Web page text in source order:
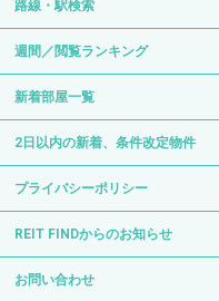
路線・駅検索
週間／閲覧ランキング
新着部屋一覧
2日以内の新着、条件改定物件
プライバシーポリシー
REIT FINDからのお知らせ
お問い合わせ